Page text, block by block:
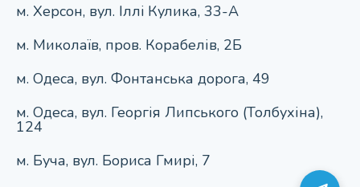
м. Херсон, вул. Iллi Кулика, 33-А
м. Миколаїв, пров. Корабелів, 2Б
м. Одеса, вул. Фонтанська дорога, 49
м. Одеса, вул. Георгія Липського (Толбухіна),
124
м. Буча, вул. Бориса Гмирі, 7